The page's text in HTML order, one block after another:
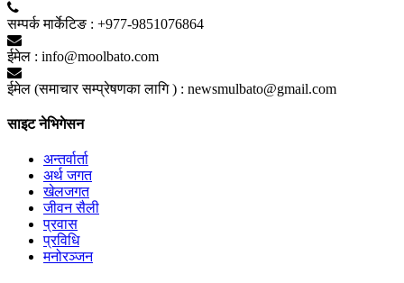
सम्पर्क मार्केटिङ : +977-9851076864
ईमेल : info@moolbato.com
ईमेल (समाचार सम्प्रेषणका लागि ) : newsmulbato@gmail.com
साइट नेभिगेसन
अन्तर्वार्ता
अर्थ जगत
खेलजगत
जीवन सैली
प्रवास
प्रविधि
मनोरञ्जन